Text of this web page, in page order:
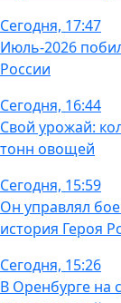
Сегодня, 17:47
Июль-2026
России
Сегодня, 16:44
Свой урожай:
тонн овощей
Сегодня, 15:59
Он управлял
история Героя
Сегодня, 15:26
В Оренбурге на